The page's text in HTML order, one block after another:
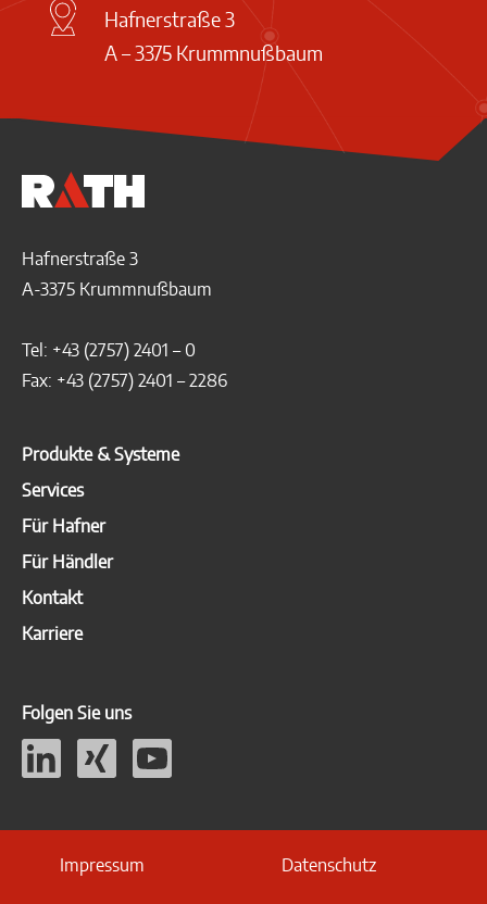
Hafnerstraße 3
A – 3375 Krummnußbaum
Hafnerstraße 3
A-3375 Krummnußbaum
Tel: +43 (2757) 2401 – 0
Fax: +43 (2757) 2401 – 2286
Produkte & Systeme
Services
Für Hafner
Für Händler
Kontakt
Karriere
Folgen Sie uns
Impressum Datenschutz